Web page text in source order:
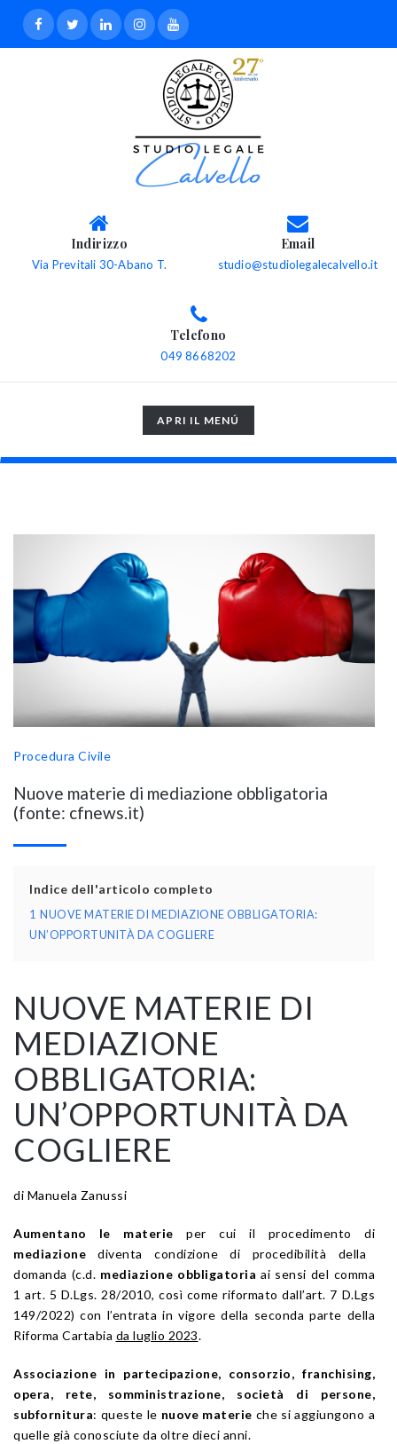
Indirizzo
Via Previtali 30-Abano T.
Email
studio@studiolegalecalvello.it
Telefono
049 8668202
TOGGLE
NAVIGATION
APRI IL MENÚ
Procedura Civile
Nuove materie di mediazione obbligatoria
(fonte: cfnews.it)
Indice dell'articolo completo
1 NUOVE MATERIE DI MEDIAZIONE OBBLIGATORIA:
UN’OPPORTUNITÀ DA COGLIERE
NUOVE MATERIE DI
MEDIAZIONE
OBBLIGATORIA:
UN’OPPORTUNITÀ DA
COGLIERE
di Manuela Zanussi
Aumentano le materie per cui il procedimento di
mediazione diventa condizione di procedibilità della
domanda (c.d. mediazione obbligatoria ai sensi del comma
1 art. 5 D.Lgs. 28/2010, così come riformato dall’art. 7 D.Lgs
149/2022) con l’entrata in vigore della seconda parte della
Riforma Cartabia da luglio 2023.
Associazione in partecipazione, consorzio, franchising,
opera, rete, somministrazione, società di persone,
subfornitura: queste le nuove materie che si aggiungono a
quelle già conosciute da oltre dieci anni.